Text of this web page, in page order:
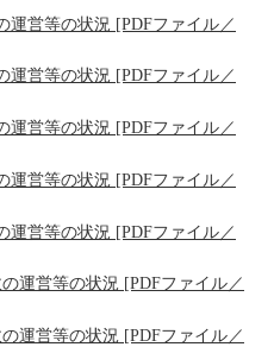
営等の状況 [PDFファイル／
営等の状況 [PDFファイル／
営等の状況 [PDFファイル／
営等の状況 [PDFファイル／
営等の状況 [PDFファイル／
運営等の状況 [PDFファイル／
運営等の状況 [PDFファイル／